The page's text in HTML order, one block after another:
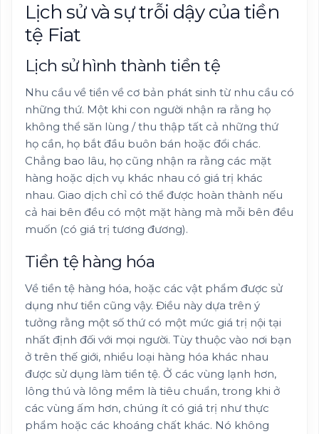
Lịch sử và sự trỗi dậy của tiền
tệ Fiat
Lịch sử hình thành tiền tệ
Nhu cầu về tiền về cơ bản phát sinh từ nhu cầu có
những thứ. Một khi con người nhận ra rằng họ
không thể săn lùng / thu thập tất cả những thứ
họ cần, họ bắt đầu buôn bán hoặc đổi chác.
Chẳng bao lâu, họ cũng nhận ra rằng các mặt
hàng hoặc dịch vụ khác nhau có giá trị khác
nhau. Giao dịch chỉ có thể được hoàn thành nếu
cả hai bên đều có một mặt hàng mà mỗi bên đều
muốn (có giá trị tương đương).
Tiền tệ hàng hóa
Về tiền tệ hàng hóa, hoặc các vật phẩm được sử
dụng như tiền cũng vậy. Điều này dựa trên ý
tưởng rằng một số thứ có một mức giá trị nội tại
nhất định đối với mọi người. Tùy thuộc vào nơi bạn
ở trên thế giới, nhiều loại hàng hóa khác nhau
được sử dụng làm tiền tệ. Ở các vùng lạnh hơn,
lông thú và lông mềm là tiêu chuẩn, trong khi ở
các vùng ấm hơn, chúng ít có giá trị như thực
phẩm hoặc các khoáng chất khác. Nó không